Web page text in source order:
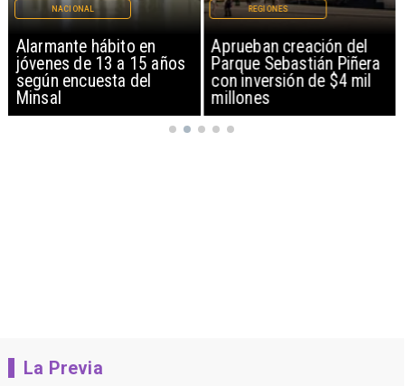
Alarmante hábito en
jóvenes de 13 a 15 años
según encuesta del
Minsal
NACIONAL
Aprueban creación del
Parque Sebastián Piñera
con inversión de $4 mil
millones
REGIONES
La Previa